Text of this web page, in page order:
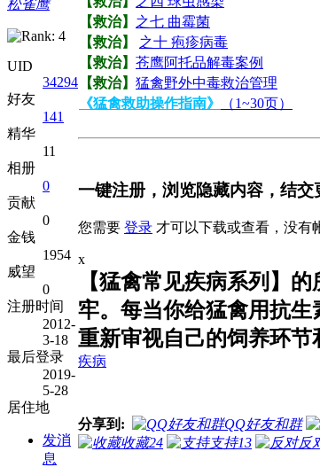
松雀鹰
UID
34294
好友
141
精华
11
相册
0
贡献
0
金钱
1954
威望
0
注册时间
2012-
3-18
最后登录
2019-
5-28
居住地
发消
息
【救治】 之七 曲霉菌
【救治】 之十 疱疹病毒
【救治】 苍鹰阿托品解毒案例
【救治】 猛禽野外中毒救治管理
《猛禽救助操作指南》
（1~30页）
一键注册，浏览隐藏内容，结交
您需要 登录 才可以下载或查看，没有
x
【猛禽常见疾病系列】
牢。每当你给猛禽用抗
重新审视自己的饲养环节
疾病
分享到: QQ好友和群
收藏24 支持13 反